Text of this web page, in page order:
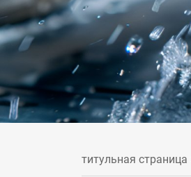
титульная страница